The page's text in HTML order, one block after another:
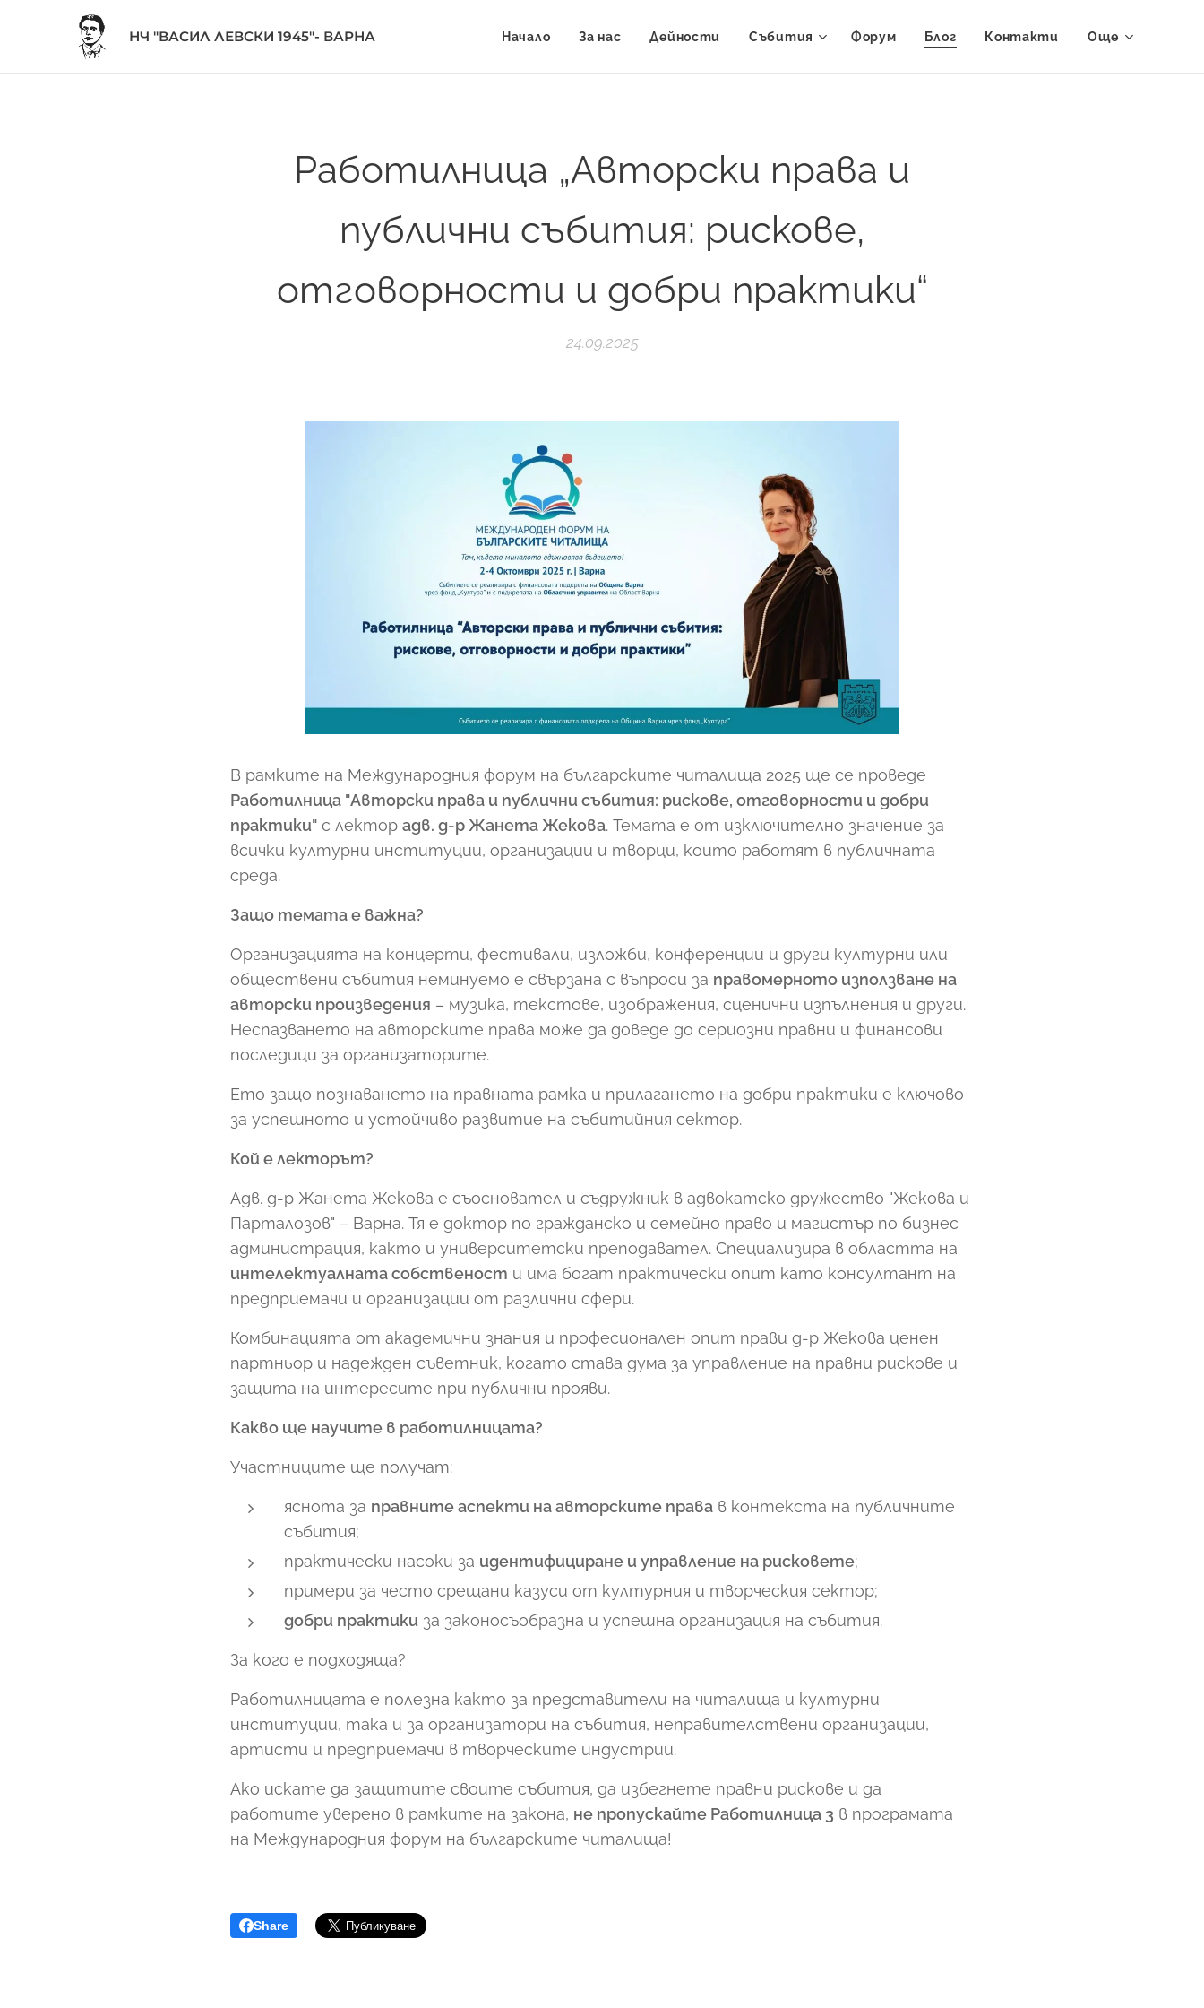
НЧ "ВАСИЛ ЛЕВСКИ 1945"- ВАРНА Начало За нас Дейности Събития Форум Блог Контакти Още
Работилница „Авторски права и
публични събития: рискове,
отговорности и добри практики“
24.09.2025
В рамките на Международния форум на българските читалища 2025 ще се проведе
Работилница "Авторски права и публични събития: рискове, отговорности и добри
практики" с лектор адв. д-р Жанета Жекова. Темата е от изключително значение за
всички културни институции, организации и творци, които работят в публичната
среда.
Защо темата е важна?
Организацията на концерти, фестивали, изложби, конференции и други културни или
обществени събития неминуемо е свързана с въпроси за правомерното използване на
авторски произведения – музика, текстове, изображения, сценични изпълнения и други.
Неспазването на авторските права може да доведе до сериозни правни и финансови
последици за организаторите.
Ето защо познаването на правната рамка и прилагането на добри практики е ключово
за успешното и устойчиво развитие на събитийния сектор.
Кой е лекторът?
Адв. д-р Жанета Жекова е съосновател и съдружник в адвокатско дружество "Жекова и
Парталозов" – Варна. Тя е доктор по гражданско и семейно право и магистър по бизнес
администрация, както и университетски преподавател. Специализира в областта на
интелектуалната собственост и има богат практически опит като консултант на
предприемачи и организации от различни сфери.
Комбинацията от академични знания и професионален опит прави д-р Жекова ценен
партньор и надежден съветник, когато става дума за управление на правни рискове и
защита на интересите при публични прояви.
Какво ще научите в работилницата?
Участниците ще получат:
яснота за правните аспекти на авторските права в контекста на публичните
събития;
практически насоки за идентифициране и управление на рисковете;
примери за често срещани казуси от културния и творческия сектор;
добри практики за законосъобразна и успешна организация на събития.
За кого е подходяща?
Работилницата е полезна както за представители на читалища и културни
институции, така и за организатори на събития, неправителствени организации,
артисти и предприемачи в творческите индустрии.
Ако искате да защитите своите събития, да избегнете правни рискове и да
работите уверено в рамките на закона, не пропускайте Работилница 3 в програмата
на Международния форум на българските читалища!
Share